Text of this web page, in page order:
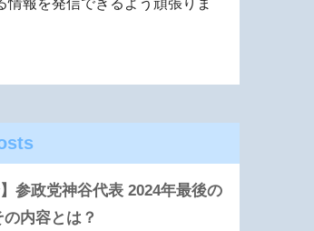
情報を発信できるよう頑張りま
】参政党神谷代表 2024年最後の
内容とは？